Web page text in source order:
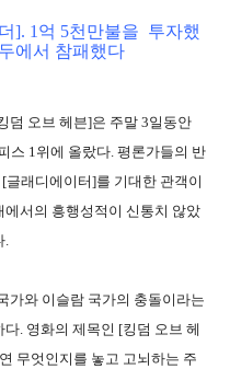
]. 1억 5천만불을 투자했
에서 참패했다
덤 오브 헤븐]은 주말 3일동안
스 1위에 올랐다. 평론가들의 반
래디에이터]를 기대한 관객이
서의 흥행성적이 신통치 않았
.
가와 이슬람 국가의 충돌이라는
. 영화의 제목인 [킹덤 오브 헤
무엇인지를 놓고 고뇌하는 주